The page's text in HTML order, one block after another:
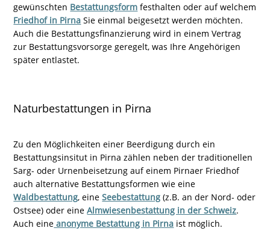
gewünschten Bestattungsform festhalten oder auf welchem
Friedhof in Pirna Sie einmal beigesetzt werden möchten.
Auch die Bestattungsfinanzierung wird in einem Vertrag
zur Bestattungsvorsorge geregelt, was Ihre Angehörigen
später entlastet.
Naturbestattungen in Pirna
Zu den Möglichkeiten einer Beerdigung durch ein
Bestattungsinsitut in Pirna zählen neben der traditionellen
Sarg- oder Urnenbeisetzung auf einem Pirnaer Friedhof
auch alternative Bestattungsformen wie eine
Waldbestattung, eineSeebestattung (z.B. an der Nord- oder
Ostsee) oder eineAlmwiesenbestattung in der Schweiz.
Auch eine anonyme Bestattung in Pirna ist möglich.